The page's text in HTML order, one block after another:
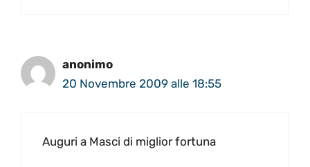
anonimo
20 Novembre 2009 alle 18:55
Auguri a Masci di miglior fortuna